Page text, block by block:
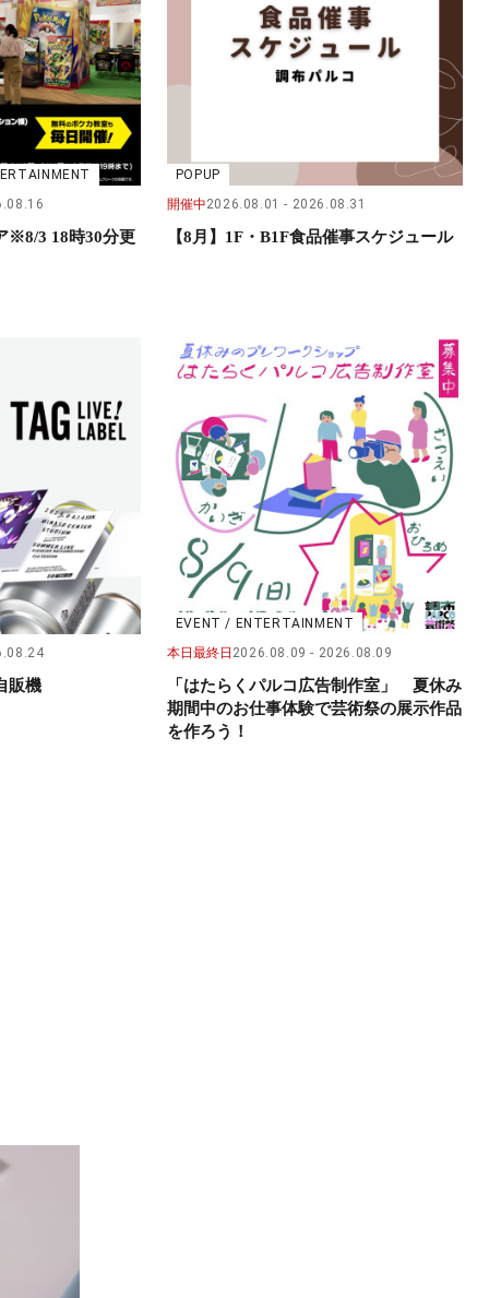
※8/3 18時30分更
POPUP
開催中2026.08.01 2026.08.31
【8月】1F・B1F食品催事スケジュール
販機
EVENT / ENTERTAINMENT
本日最終日 2026.08.09 2026.08.09
「はたらくパルコ広告制作室」 夏休み
期間中のお仕事体験で芸術祭の展示作品
を作ろう！